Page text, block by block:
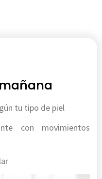
tu tipo de piel
con movimientos